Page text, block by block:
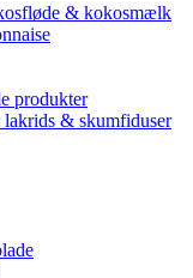
& kokosmælk
produkter
lakrids & skumfiduser